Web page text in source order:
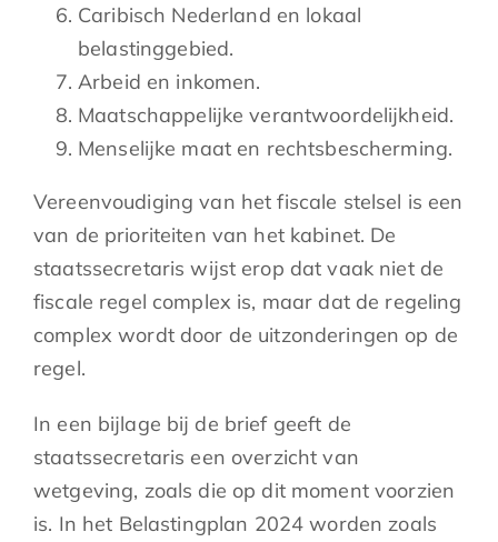
Caribisch Nederland en lokaal
belastinggebied.
Arbeid en inkomen.
Maatschappelijke verantwoordelijkheid.
Menselijke maat en rechtsbescherming.
Vereenvoudiging van het fiscale stelsel is een
van de prioriteiten van het kabinet. De
staatssecretaris wijst erop dat vaak niet de
fiscale regel complex is, maar dat de regeling
complex wordt door de uitzonderingen op de
regel.
In een bijlage bij de brief geeft de
staatssecretaris een overzicht van
wetgeving, zoals die op dit moment voorzien
is. In het Belastingplan 2024 worden zoals